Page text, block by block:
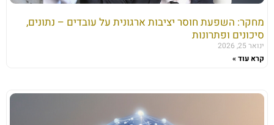
מחקר: השפעת חוסר יציבות ארגונית על עובדים – נתונים,
סיכונים ופתרונות
ינואר 25, 2026
קרא עוד »